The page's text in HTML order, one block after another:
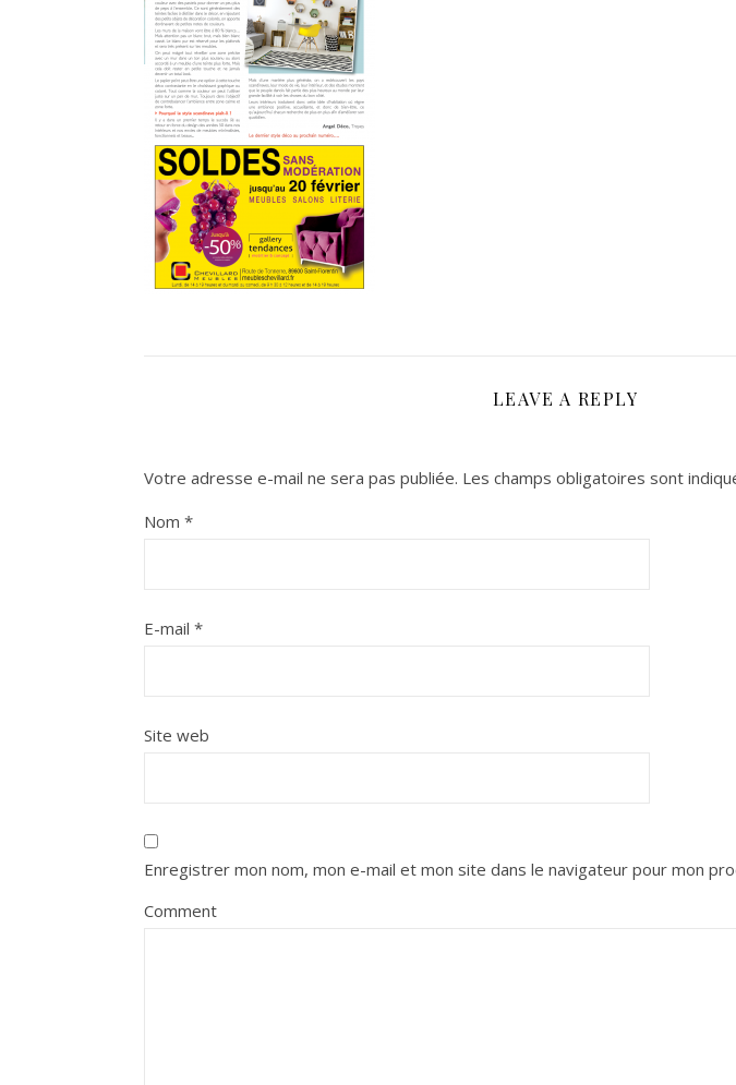
LEAVE A REPLY
Votre adresse e-mail ne sera pas publiée. Les champs obligatoires sont
Nom *
E-mail *
Site web
Enregistrer mon nom, mon e-mail et mon site dans le navigateur pour mon
Comment